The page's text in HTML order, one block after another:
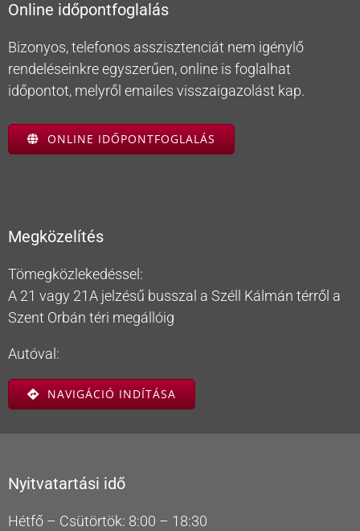
Online időpontfoglalás
Bizonyos, telefonos asszisztenciát nem igénylő
rendeléseinkre egyszerűen, online is foglalhat
időpontot, melyről emailes visszaigazolást kap.
ONLINE IDŐPONTFOGLALÁS
Megközelítés
Tömegközlekedéssel:
A 21 vagy 21A jelzésű busszal a Széll Kálmán térről a
Szent Orbán téri megállóig
Autóval:
NAVIGÁCIÓ INDÍTÁSA
Nyitvatartási idő
Hétfő – Csütörtök: 8:00 – 18:30